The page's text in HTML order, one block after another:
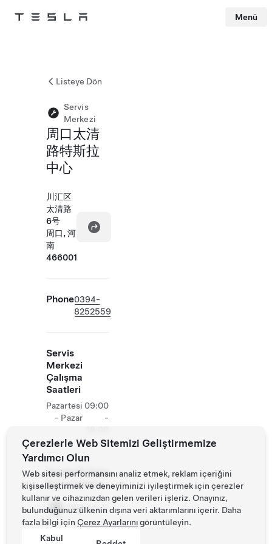
Tesla Menü
Listeye Dön
Servis
Merkezi
周口太清
路特斯拉
中心
川汇区
太清路
6号
周口, 河
南
466001
Phone0394-
8252559
Servis
Merkezi
Çalışma
Saatleri
Pazartesi
- Pazar
09:00
-
Tesiste Ek Tesla
Operasyonları
Mağaza
Çerezlerle Web Sitemizi Geliştirmemize
Yardımcı Olun
Web sitesi performansını analiz etmek, reklam içeriğini
kişiselleştirmek ve deneyiminizi iyileştirmek için çerezler
kullanır ve cihazınızdan gelen verileri işleriz. Onayınız,
bulunduğunuz ülkenin dışına veri aktarımlarını içerir. Daha
fazla bilgi için Çerez Ayarlarınıgörüntüleyin.
Kabul